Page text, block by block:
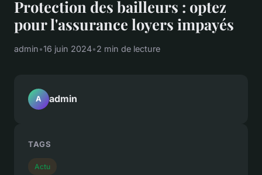
Protection des bailleurs : optez
pour l'assurance loyers impayés
admin•16 juin 2024•2 min de lecture
A admin
TAGS
Actu